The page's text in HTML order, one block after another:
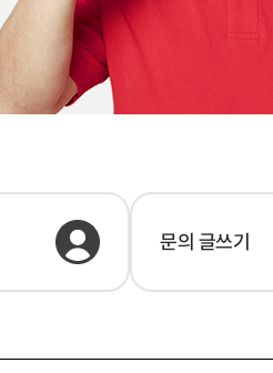
문의 글쓰기